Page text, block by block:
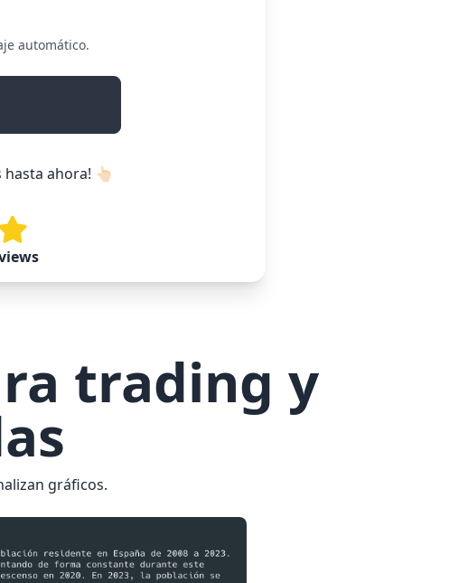
automático.
ahora! 👆🏻
trading y
gráficos.